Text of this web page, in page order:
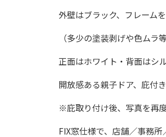
外壁はブラック、フレーム
（多少の塗装剥げや色ムラ
正面はホワイト・背面はシ
開放感ある親子ドア、庇付
※庇取り付け後、写真を再
FIX窓仕様で、店舗／事務